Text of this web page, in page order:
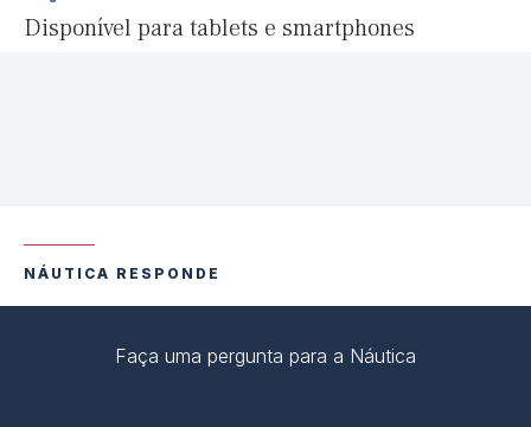
Disponível para tablets e smartphones
NÁUTICA RESPONDE
Faça uma pergunta para a Náutica